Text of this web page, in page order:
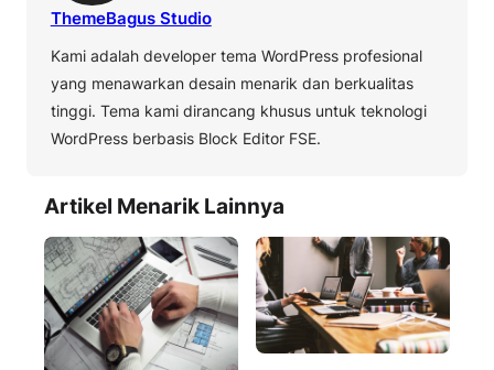
ThemeBagus Studio
Kami adalah developer tema WordPress profesional
yang menawarkan desain menarik dan berkualitas
tinggi. Tema kami dirancang khusus untuk teknologi
WordPress berbasis Block Editor FSE.
Artikel Menarik Lainnya